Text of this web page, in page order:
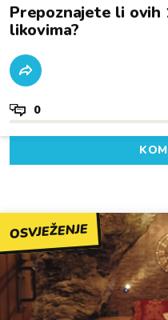
Prepoznajete li ovih
likovima?
0
OSVJEŽENJE